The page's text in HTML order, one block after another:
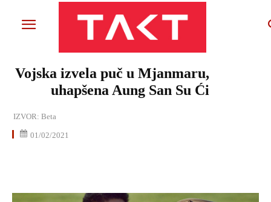
Vojska izvela puč u Mjanmaru,
uhapšena Aung San Su Ći
IZVOR: Beta
01/02/2021